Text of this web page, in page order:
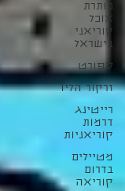
כותרת
אוכל
קוריאני
בישראל
ספורט
זרקור הליו
רייטינג
דרמות
קוריאניות
מטיילים
בדרום
קוריאה